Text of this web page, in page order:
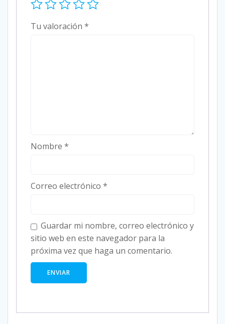
Tu valoración *
Nombre *
Correo electrónico *
Guardar mi nombre, correo electrónico y
sitio web en este navegador para la
próxima vez que haga un comentario.